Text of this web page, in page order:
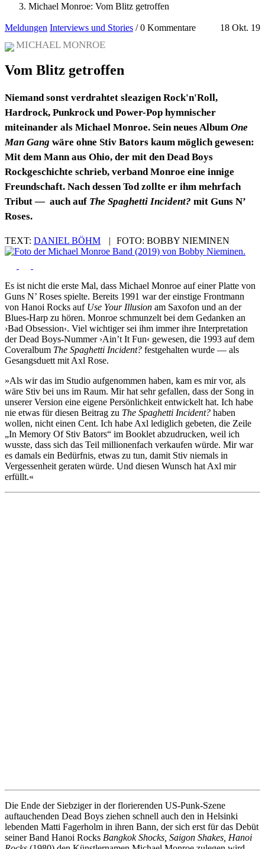
Michael Monroe: Vom Blitz getroffen
Meldungen Interviews und Stories 18 Okt. 19
/0 Kommentare
MICHAEL MONROE
Vom Blitz getroffen
Niemand sonst verdrahtet sleazigen Rock'n'Roll,
Hardrock, Punkrock und Power-Pop hymnischer
miteinander als Michael Monroe. Sein neues Album One
Man Gang wäre ohne Stiv Bators kaum möglich gewesen:
Mit dem Mann aus Ohio, der mit den Dead Boys
Rockgeschichte schrieb, verband Monroe eine innige
Freundschaft. Nach dessen Tod zollte er ihm mehrfach
Tribut — auch auf The Spaghetti Incident? mit Guns N’
Roses.
TEXT: DANIEL BÖHM | FOTO: BOBBY NIEMINEN
Es ist nicht die erste Mal, dass Michael Monroe auf einer Platte von
Guns N’ Roses spielte. Bereits 1991 war der einstige Frontmann
von Hanoi Rocks auf Use Your Illusion am Saxofon und an der
Blues-Harp zu hören. Monroe schmunzelt bei dem Gedanken an
›Bad Obsession‹. Viel wichtiger sei ihm immer ihre Interpretation
der Dead Boys-Nummer ›Ain’t It Fun‹ gewesen, die 1993 auf dem
Coveralbum The Spaghetti Incident? festgehalten wurde — als
Gesangsduett mit Axl Rose.
»Als wir das im Studio aufgenommen haben, kam es mir vor, als
wäre Stiv bei uns im Raum. Mir hat sehr gefallen, dass der Song in
unserer Version eine eigene Persönlichkeit entwickelt hat. Ich habe
nie etwas für diesen Beitrag zu The Spaghetti Incident? haben
wollen, nicht einen Cent. Ich habe Axl lediglich gebeten, die Zeile
„In Memory Of Stiv Bators“ im Booklet abzudrucken, weil ich
wusste, dass sich das Teil millionenfach verkaufen würde. Mir war
es damals ein Bedürfnis, etwas zu tun, damit Stiv niemals in
Vergessenheit geraten würde. Und diesen Wunsch hat Axl mir
erfüllt.«
Die Ende der Siebziger in der florierenden US-Punk-Szene
auftauchenden Dead Boys ziehen schnell auch den in Helsinki
lebenden Matti Fagerholm in ihren Bann, der sich erst für das Debüt
seiner Band Hanoi Rocks Bangkok Shocks, Saigon Shakes, Hanoi